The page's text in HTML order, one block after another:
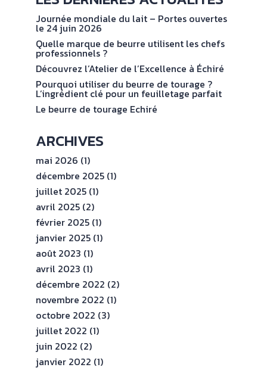
NOS
ENGAGEMENTS
ESPACE
PROFESSIONNEL
CONTACT
Journée mondiale du lait – Portes ouvertes
le 24 juin 2026
Quelle marque de beurre utilisent les chefs
professionnels ?
Découvrez l’Atelier de l’Excellence à Échiré
Pourquoi utiliser du beurre de tourage ?
L’ingrédient clé pour un feuilletage parfait
Le beurre de tourage Echiré
ARCHIVES
mai 2026 (1)
décembre 2025 (1)
juillet 2025 (1)
avril 2025 (2)
février 2025 (1)
janvier 2025 (1)
août 2023 (1)
avril 2023 (1)
décembre 2022 (2)
novembre 2022 (1)
octobre 2022 (3)
juillet 2022 (1)
juin 2022 (2)
janvier 2022 (1)